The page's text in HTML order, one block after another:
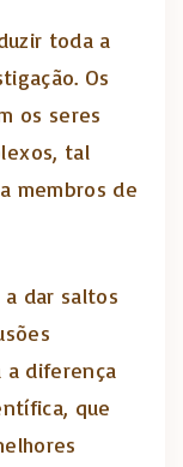
toda a
Os
os seres
tal
membros de
dar saltos
a diferença
que